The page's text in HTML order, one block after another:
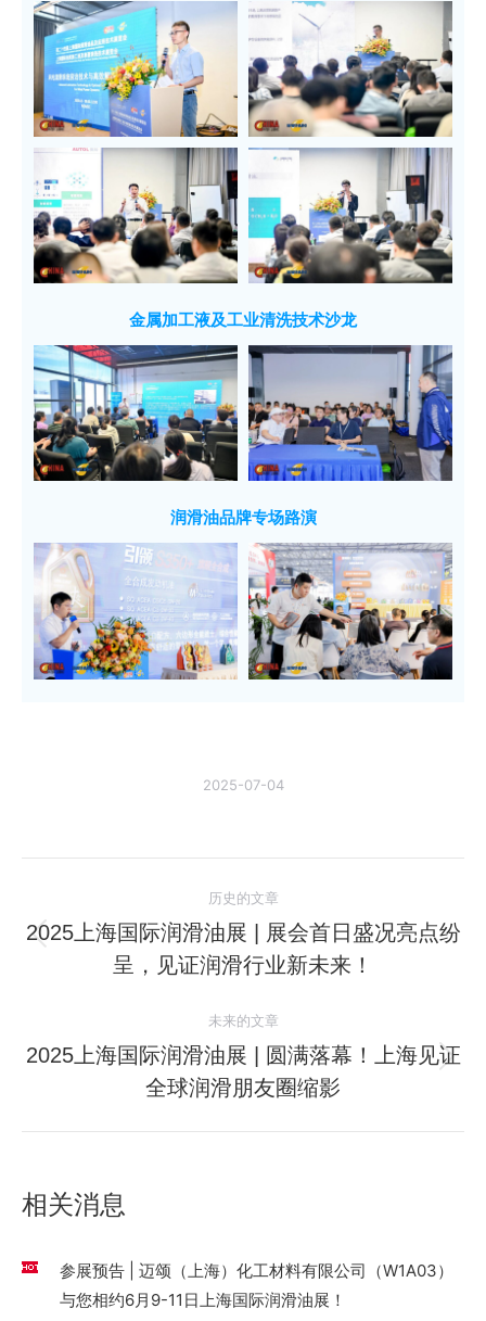
金属加工液及工业清洗技术沙龙
润滑油品牌专场路演
2025-07-04
章
历史的文章
历
史
文
章：
2025上海国际润滑油展 | 展会首日盛况亮点纷
呈，见证润滑行业新未来！
未来的文章
未
来
的
2025上海国际润滑油展 | 圆满落幕！上海见证
全球润滑朋友圈缩影
相关消息
参展预告 | 迈颂（上海）化工材料有限公司（W1A03）
与您相约6月9-11日上海国际润滑油展！